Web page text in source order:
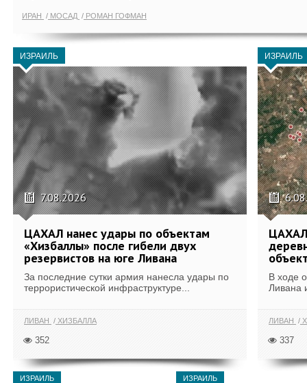
ИРАН МОСАД РОМАН ГОФМАН
ИЗРАИЛЬ
7.08.2026
ЦАХАЛ нанес удары по объектам
«Хизбаллы» после гибели двух
резервистов на юге Ливана
За последние сутки армия нанесла удары по
террористической инфраструктуре...
ЛИВАН ХИЗБАЛЛА
352
ИЗРАИЛЬ
В ходе
Ливана
ЛИВАН
337
ИЗРАИЛЬ ИЗРАИЛЬ